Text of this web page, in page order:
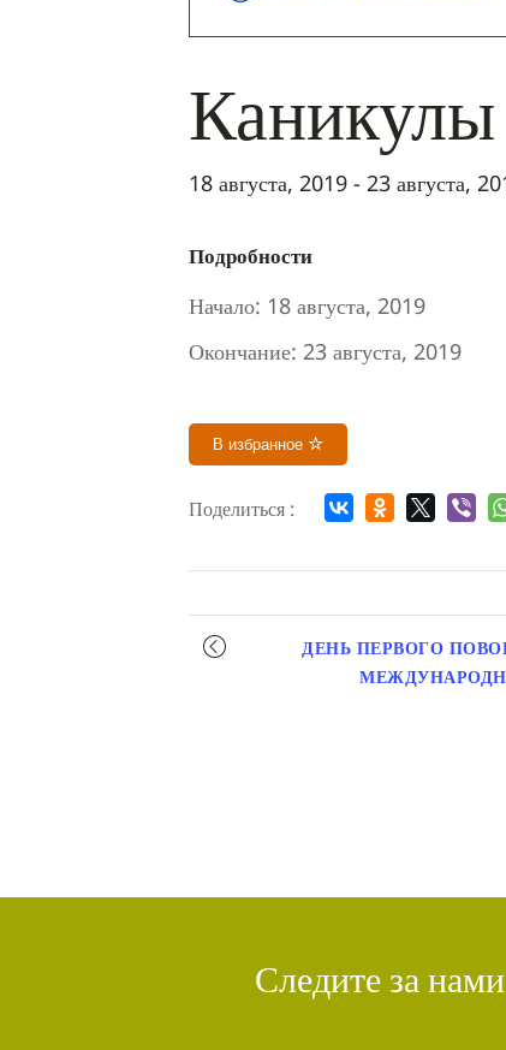
Каникулы
18 августа, 2019 - 23 августа,
Подробности
Начало: 18 августа, 2019
Окончание: 23 августа, 2019
В избранное
Поделиться :
Мероприятие
навигация
ДЕНЬ ПЕРВОГО
Следите за